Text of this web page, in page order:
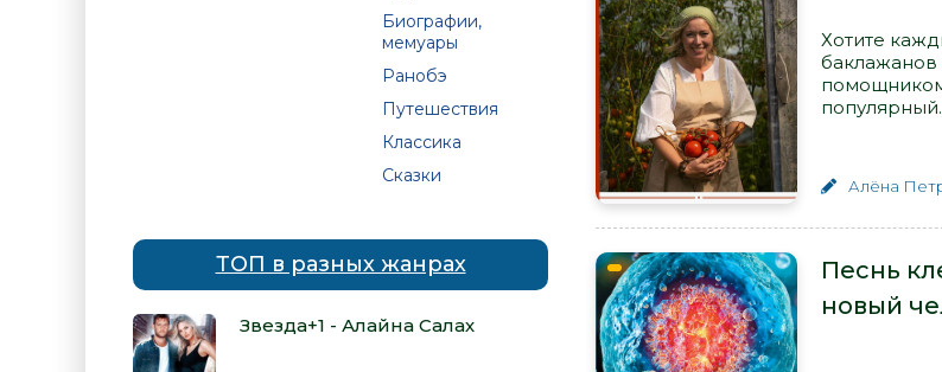
Биографии,
мемуары
Ранобэ
Путешествия
Классика
Сказки
ТОП в разных жанрах
Звезда+1 - Алайна Салах
Хотите
баклажанов
Алёна
Песнь
новый